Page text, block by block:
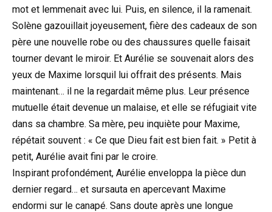
mot et lemmenait avec lui. Puis, en silence, il la ramenait.
Solène gazouillait joyeusement, fière des cadeaux de son
père une nouvelle robe ou des chaussures quelle faisait
tourner devant le miroir. Et Aurélie se souvenait alors des
yeux de Maxime lorsquil lui offrait des présents. Mais
maintenant… il ne la regardait même plus. Leur présence
mutuelle était devenue un malaise, et elle se réfugiait vite
dans sa chambre. Sa mère, peu inquiète pour Maxime,
répétait souvent : « Ce que Dieu fait est bien fait. » Petit à
petit, Aurélie avait fini par le croire.
Inspirant profondément, Aurélie enveloppa la pièce dun
dernier regard… et sursauta en apercevant Maxime
endormi sur le canapé. Sans doute après une longue